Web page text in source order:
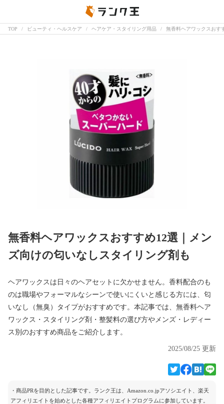
TOP ビューティ・ヘルスケア ヘアケア・スタイリング用品 無香料ヘアワックスおす
無香料ヘアワックスおすすめ12選｜メン
ズ向けの匂いなしスタイリング剤も
ヘアワックスは日々のヘアセットに欠かせません。香料配合のも
のは職場やフォーマルなシーンで使いにくいと感じる方には、匂
いなし（無臭）タイプがおすすめです。本記事では、無香料ヘア
ワックス・スタイリング剤・整髪料の選び方やメンズ・レディー
ス別のおすすめ商品をご紹介します。
2025/08/25 更新
・商品PRを目的とした記事です。ランク王は、Amazon.co.jpアソシエイト、楽天
アフィリエイトを始めとした各種アフィリエイトプログラムに参加しています。